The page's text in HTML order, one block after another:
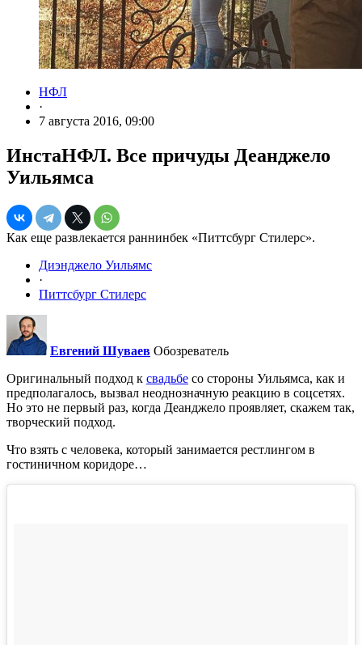
НФЛ
·
7 августа 2016, 09:00
ИнстаНФЛ. Все причуды Деанджело
Уильямса
Как еще развлекается раннинбек «Питтсбург Стилерс».
Диэнджело Уильямс
·
Питтсбург Стилерс
Евгений Шуваев Обозреватель
Оригинальный подход к свадьбе со стороны Уильямса, как и
предполагалось, вызвал неоднозначную реакцию в соцсетях.
Но это не первый раз, когда Деанджело проявляет, скажем так,
творческий подход.
Что взять с человека, который занимается рестлингом в
гостиничном коридоре…